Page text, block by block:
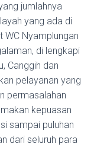
jumlahnya
yang ada di
WC Nyamplungan
di lengkapi
Canggih dan
pelayanan yang
permasalahan
kepuasan
sampai puluhan
dari seluruh para